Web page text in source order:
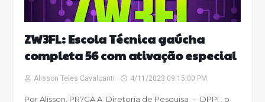
ZW3FL: Escola Técnica gaúcha
completa 56 com ativação especial
Alisson Teles Cavalcanti 4/11/2023 09:15:00 PM
Por Alisson, PR7GA A Diretoria de Pesquisa – DPPI , o